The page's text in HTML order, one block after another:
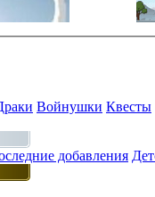
Войнушки Квесты
добавления